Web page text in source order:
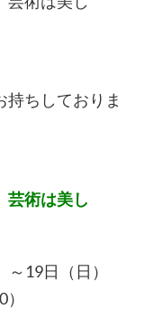
持ちしておりま
芸術は美し
19日（日）